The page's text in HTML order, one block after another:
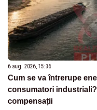
6 aug. 2026, 15:36
Cum se va întrerupe
consumatori
compensații